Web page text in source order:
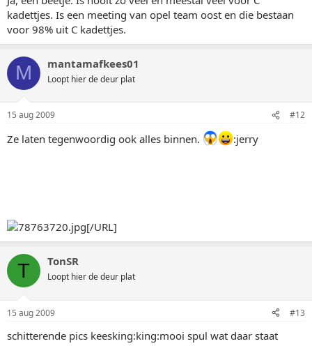
kadettjes. Is een meeting van opel team oost en die bestaan
voor 98% uit C kadettjes.
M mantamafkees01
Loopt hier de deur plat
15 aug 2009 #12
Ze laten tegenwoordig ook alles binnen. :jerry
[/URL]
T TonSR
Loopt hier de deur plat
15 aug 2009 #13
schitterende pics keesking:king:mooi spul wat daar staat